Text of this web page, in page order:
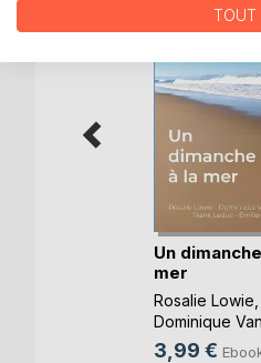
Un
mer
Rosalie Lowie
Dominique Van
Cotthem, ...
3,99 €
TOUT